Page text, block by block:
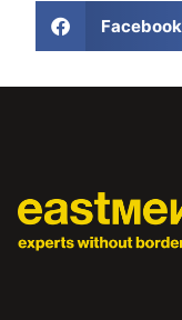
Facebook